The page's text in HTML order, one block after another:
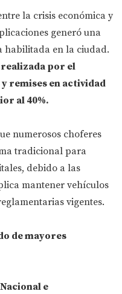
la crisis económica y
generó una
habilitada en la ciudad.
por el
remises en actividad
al 40%.
numerosos choferes
tradicional para
debido a las
mantener vehículos
vigentes.
de mayores
e